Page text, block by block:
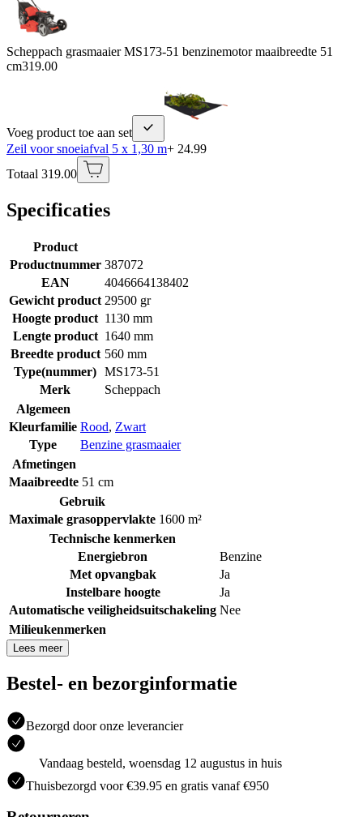
Scheppach grasmaaier MS173-51 benzinemotor maaibreedte 51
cm319.00
Voeg product toe aan set
Zeil voor snoeiafval 5 x 1,30 m+ 24.99
Totaal 319.00
Specificaties
Product
Productnummer 387072
EAN
4046664138402
Gewicht product 29500 gr
Hoogte product 1130 mm
Lengte product 1640 mm
Breedte product 560 mm
Type(nummer) MS173-51
Merk
Scheppach
Algemeen
Kleurfamilie Rood, Zwart
Type
Benzine grasmaaier
Afmetingen
Maaibreedte 51 cm
Gebruik
Maximale grasoppervlakte 1600 m²
Technische kenmerken
Energiebron
Benzine
Met opvangbak
Ja
Instelbare hoogte
Ja
Automatische veiligheidsuitschakeling Nee
Milieukenmerken
Lees meer
Bestel- en bezorginformatie
Bezorgd door onze leverancier
Vandaag besteld, woensdag 12 augustus in huis
Thuisbezorgd voor €39.95 en gratis vanaf €950